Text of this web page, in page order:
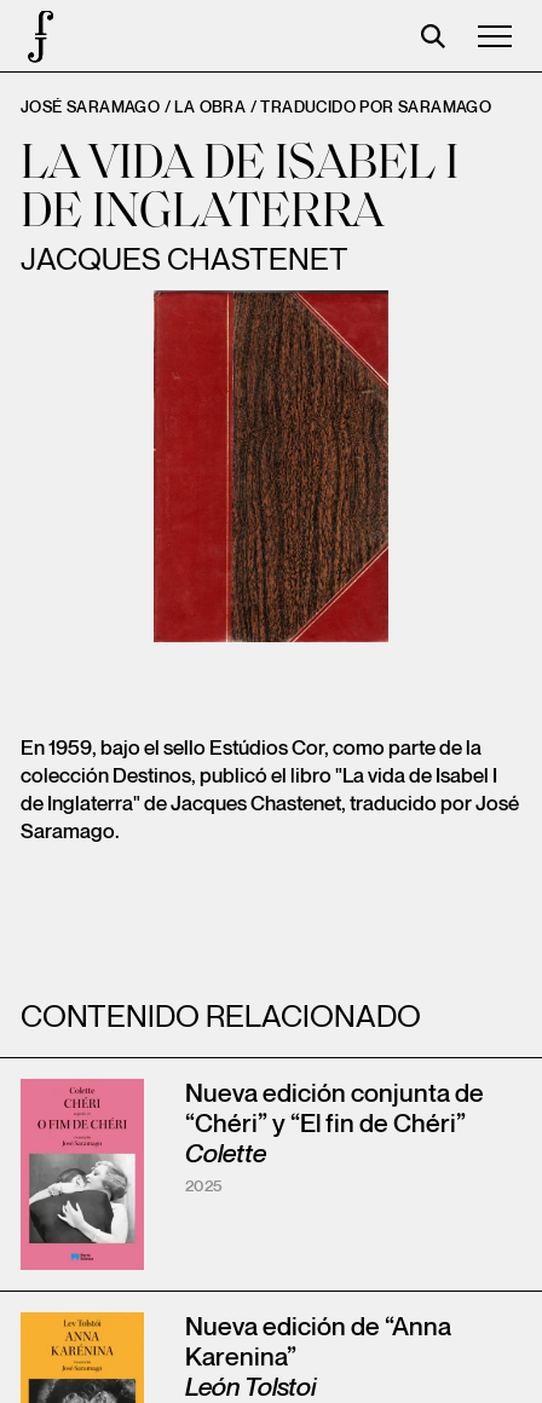
José Saramago
Programación
La Fundación
Aparceros
Centenario
JOSÉ SARAMAGO / LA OBRA /TRADUCIDO POR SARAMAGO
LA VIDA DE ISABEL I
DE INGLATERRA
JACQUES CHASTENET
En 1959, bajo el sello Estúdios Cor, como parte de la
colección Destinos, publicó el libro "La vida de Isabel I
de Inglaterra" de Jacques Chastenet, traducido por José
Saramago.
CONTENIDO RELACIONADO
Nueva edición conjunta de
“Chéri” y “El fin de Chéri”
Colette
2025
Nueva edición de “Anna
Karenina”
León Tolstoi